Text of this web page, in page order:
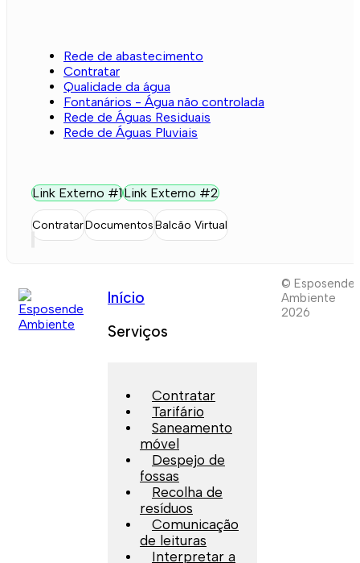
Rede de abastecimento
Contratar
Qualidade da água
Fontanários - Água não controlada
Rede de Águas Residuais
Rede de Águas Pluviais
Link Externo #1Link Externo #2
ContratarDocumentosBalcão Virtual
Início
Serviços
Contratar
Tarifário
Saneamento
móvel
Despejo de
fossas
Recolha de
resíduos
Comunicação
de leituras
Interpretar a
© Esposende
Ambiente
2026